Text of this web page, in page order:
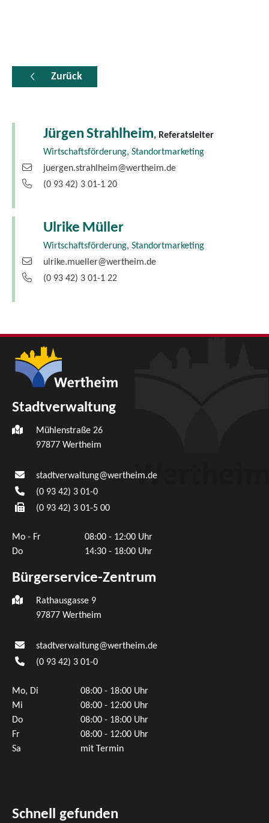
Zurück
JürgenStrahlheim, Referatsleiter
Wirtschaftsförderung, Standortmarketing
juergen.strahlheim@wertheim.de
(0 93 42) 3 01-1 20
Ulrike Müller
Wirtschaftsförderung, Standortmarketing
ulrike.mueller@wertheim.de
(0 93 42) 3 01-1 22
Stadtverwaltung
Mühlenstraße 26
97877 Wertheim
stadtverwaltung@wertheim.de
(0 93 42) 3 01-0
(0 93 42) 3 01-5 00
Mo - Fr
08:00 - 12:00 Uhr
Do
14:30 - 18:00 Uhr
Bürgerservice-Zentrum
Rathausgasse 9
97877 Wertheim
stadtverwaltung@wertheim.de
(0 93 42) 3 01-0
Mo, Di
08:00 - 18:00 Uhr
Mi
08:00 - 12:00 Uhr
Do
08:00 - 18:00 Uhr
Fr
08:00 - 12:00 Uhr
Sa
mit Termin
Schnell gefunden